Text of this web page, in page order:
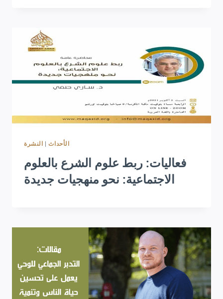
الأحداث| النشرة
فعاليات: ربط علوم الشرع بالعلوم
الاجتماعية: نحو منهجيات جديدة